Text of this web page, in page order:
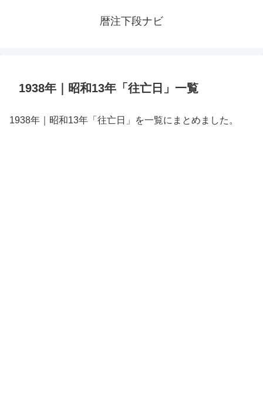
暦注下段ナビ
1938年｜昭和13年「往亡日」一覧
1938年｜昭和13年「往亡日」を一覧にまとめました。